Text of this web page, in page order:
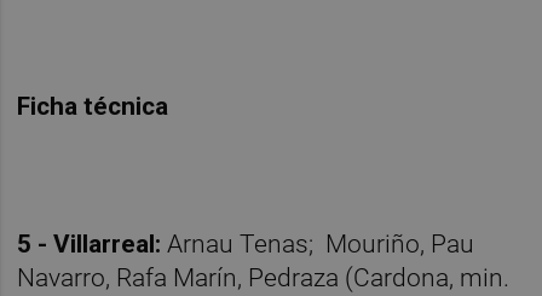
Ficha técnica
5 - Villarreal:Arnau Tenas; Mouriño, Pau
Navarro, Rafa Marín, Pedraza (Cardona, min.